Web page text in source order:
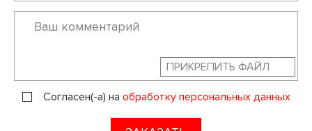
ПРИКРЕПИТЬ ФАЙЛ
Согласен(-а) на обработку персональных данных